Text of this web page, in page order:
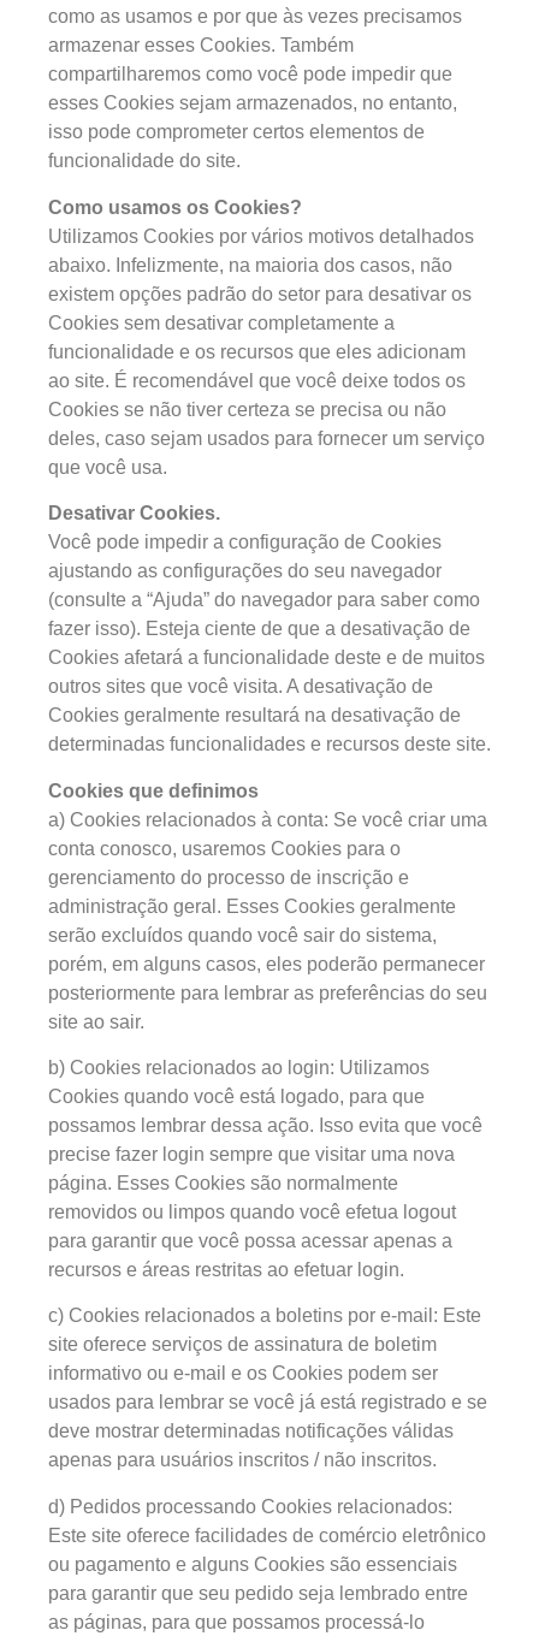
como as usamos e por que às vezes precisamos
armazenar esses Cookies. Também
compartilharemos como você pode impedir que
esses Cookies sejam armazenados, no entanto,
isso pode comprometer certos elementos de
funcionalidade do site.
Como usamos os Cookies?
Utilizamos Cookies por vários motivos detalhados
abaixo. Infelizmente, na maioria dos casos, não
existem opções padrão do setor para desativar os
Cookies sem desativar completamente a
funcionalidade e os recursos que eles adicionam
ao site. É recomendável que você deixe todos os
Cookies se não tiver certeza se precisa ou não
deles, caso sejam usados para fornecer um serviço
que você usa.
Desativar Cookies.
Você pode impedir a configuração de Cookies
ajustando as configurações do seu navegador
(consulte a “Ajuda” do navegador para saber como
fazer isso). Esteja ciente de que a desativação de
Cookies afetará a funcionalidade deste e de muitos
outros sites que você visita. A desativação de
Cookies geralmente resultará na desativação de
determinadas funcionalidades e recursos deste site.
Cookies que definimos
a) Cookies relacionados à conta: Se você criar uma
conta conosco, usaremos Cookies para o
gerenciamento do processo de inscrição e
administração geral. Esses Cookies geralmente
serão excluídos quando você sair do sistema,
porém, em alguns casos, eles poderão permanecer
posteriormente para lembrar as preferências do seu
site ao sair.
b) Cookies relacionados ao login: Utilizamos
Cookies quando você está logado, para que
possamos lembrar dessa ação. Isso evita que você
precise fazer login sempre que visitar uma nova
página. Esses Cookies são normalmente
removidos ou limpos quando você efetua logout
para garantir que você possa acessar apenas a
recursos e áreas restritas ao efetuar login.
c) Cookies relacionados a boletins por e-mail: Este
site oferece serviços de assinatura de boletim
informativo ou e-mail e os Cookies podem ser
usados para lembrar se você já está registrado e se
deve mostrar determinadas notificações válidas
apenas para usuários inscritos / não inscritos.
d) Pedidos processando Cookies relacionados:
Este site oferece facilidades de comércio eletrônico
ou pagamento e alguns Cookies são essenciais
para garantir que seu pedido seja lembrado entre
as páginas, para que possamos processá-lo